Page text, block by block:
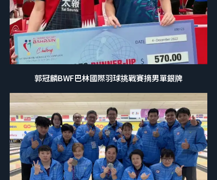
郭冠麟BWF巴林國際羽球挑戰賽摘男單銀牌